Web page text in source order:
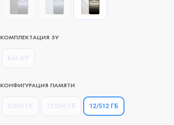
КОМПЛЕКТАЦИЯ ЗУ
КОНФИГУРАЦИЯ ПАМЯТИ
12/512 ГБ